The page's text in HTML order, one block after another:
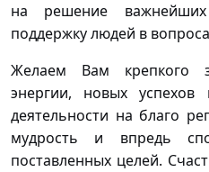
на решение
поддержку людей в
Желаем Вам крепкого
энергии, новых успехов
деятельности на благо
мудрость и впредь
поставленных целей.